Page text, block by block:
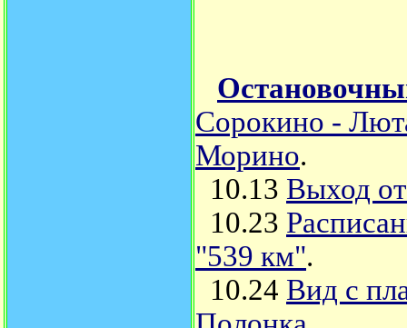
Сорокино -
Морино.
10.13 Выход
10.23
"539 км".
10.24 Вид с